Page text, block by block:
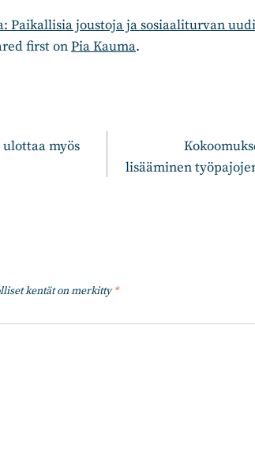
Paikallisia joustoja ja sosiaaliturvan
first onPia Kauma.
myös
lisääminen
kentät on merkitty*